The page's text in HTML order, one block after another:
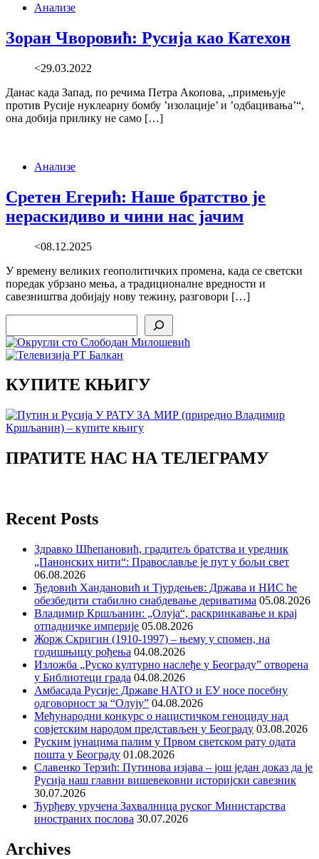
Анализе
Зоран Чворовић: Русија као Катехон
<29.03.2022
Данас када Запад, по речима Петра Акопова, „примењује
против Русије нуклеарну бомбу ’изолације’ и ’одбацивања’“,
она добија прилику не само […]
Анализе
Сретен Егерић: Наше братство је
нераскидиво и чини нас јачим
<08.12.2025
У времену великих геополитичких промена, када се светски
поредак убрзано мења, а традиционалне вредности и
савезништва добијају нову тежину, разговори […]
КУПИТЕ КЊИГУ
ПРАТИТЕ НАС НА ТЕЛЕГРАМУ
Recent Posts
Здравко Шћепановић, градитељ братства и уредник
„Панонских нити“: Православље је пут у бољи свет
06.08.2026
Ђедовић Хандановић и Тјурдењев: Држава и НИС ће
обезбедити стабилно снабдевање дериватима 05.08.2026
Владимир Кршљанин: „Олуја“, раскринкавање и крај
отпадничке империје 05.08.2026
Жорж Скригин (1910-1997) – њему у спомен, на
годишњицу рођења 04.08.2026
Изложба „Руско културно наслеђе у Београду” отворена
у Библиотеци града 04.08.2026
Амбасада Русије: Државе НАТО и ЕУ носе посебну
одговорност за “Олују” 04.08.2026
Међународни конкурс о нацистичком геноциду над
совјетским народом представљен у Београду 03.08.2026
Руским јунацима палим у Првом светском рату одата
пошта у Београду 01.08.2026
Славенко Терзић: Путинова изјава – још један доказ да је
Русија наш главни вишевековни историјски савезник
30.07.2026
Ђурђеву уручена Захвалница руског Министарства
иностраних послова 30.07.2026
Archives